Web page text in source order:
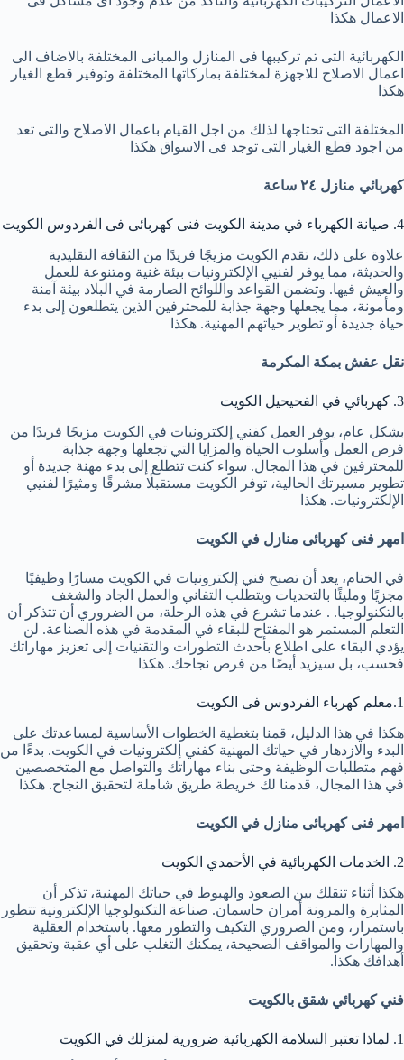
الاعمال هكذا
الكهربائية التى تم تركيبها فى المنازل والمبانى المختلفة بالاضاف الى
اعمال الاصلاح للاجهزة لمختلفة بماركاتها المختلفة وتوفير قطع الغيار
هكذا
المختلفة التى تحتاجها لذلك من اجل القيام باعمال الاصلاح والتى تعد
من اجود قطع الغيار التى توجد فى الاسواق هكذا
كهربائي منازل ٢٤ ساعة
4. صيانة الكهرباء في مدينة الكويت فنى كهربائى فى الفردوس الكويت
علاوة على ذلك، تقدم الكويت مزيجًا فريدًا من الثقافة التقليدية
والحديثة، مما يوفر لفنيي الإلكترونيات بيئة غنية ومتنوعة للعمل
والعيش فيها. وتضمن القواعد واللوائح الصارمة في البلاد بيئة آمنة
ومأمونة، مما يجعلها وجهة جذابة للمحترفين الذين يتطلعون إلى بدء
حياة جديدة أو تطوير حياتهم المهنية. هكذا
نقل عفش بمكة المكرمة
3. كهربائي في الفحيحيل الكويت
بشكل عام، يوفر العمل كفني إلكترونيات في الكويت مزيجًا فريدًا من
فرص العمل وأسلوب الحياة والمزايا التي تجعلها وجهة جذابة
للمحترفين في هذا المجال. سواء كنت تتطلع إلى بدء مهنة جديدة أو
تطوير مسيرتك الحالية، توفر الكويت مستقبلًا مشرقًا ومثيرًا لفنيي
الإلكترونيات. هكذا
امهر فنى كهربائى منازل في الكويت
في الختام، يعد أن تصبح فني إلكترونيات في الكويت مسارًا وظيفيًا
مجزيًا ومليئًا بالتحديات ويتطلب التفاني والعمل الجاد والشغف
بالتكنولوجيا. . عندما تشرع في هذه الرحلة، من الضروري أن تتذكر أن
التعلم المستمر هو المفتاح للبقاء في المقدمة في هذه الصناعة. لن
يؤدي البقاء على اطلاع بأحدث التطورات والتقنيات إلى تعزيز مهاراتك
فحسب، بل سيزيد أيضًا من فرص نجاحك. هكذا
1.معلم كهرباء الفردوس فى الكويت
هكذا في هذا الدليل، قمنا بتغطية الخطوات الأساسية لمساعدتك على
البدء والازدهار في حياتك المهنية كفني إلكترونيات في الكويت. بدءًا من
فهم متطلبات الوظيفة وحتى بناء مهاراتك والتواصل مع المتخصصين
في هذا المجال، قدمنا ​​لك خريطة طريق شاملة لتحقيق النجاح. هكذا
امهر فنى كهربائى منازل في الكويت
2. الخدمات الكهربائية في الأحمدي الكويت
هكذا أثناء تنقلك بين الصعود والهبوط في حياتك المهنية، تذكر أن
المثابرة والمرونة أمران حاسمان. صناعة التكنولوجيا الإلكترونية تتطور
باستمرار، ومن الضروري التكيف والتطور معها. باستخدام العقلية
والمهارات والمواقف الصحيحة، يمكنك التغلب على أي عقبة وتحقيق
أهدافك هكذا.
فني كهربائي شقق بالكويت
1. لماذا تعتبر السلامة الكهربائية ضرورية لمنزلك في الكويت